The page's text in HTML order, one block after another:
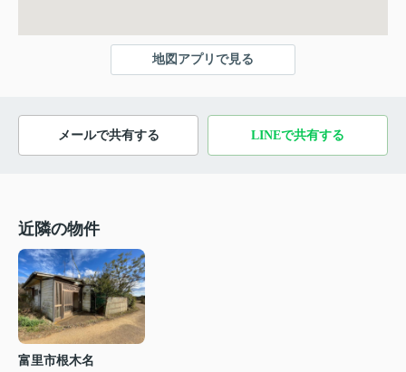
地図アプリで見る
メールで共有する LINEで共有する
近隣の物件
富里市根木名